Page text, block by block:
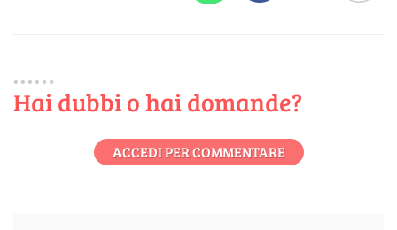
Hai dubbi o hai domande?
ACCEDI PER COMMENTARE